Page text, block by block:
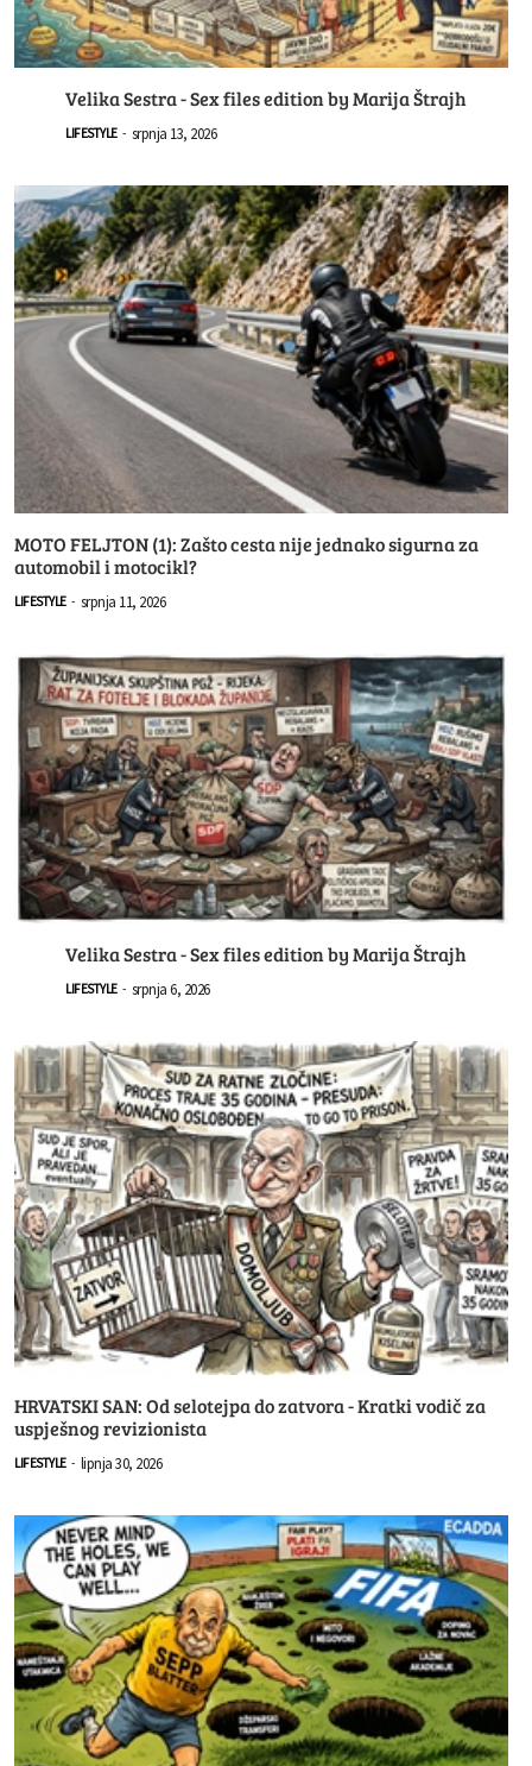
Velika Sestra - Sex files edition by Marija Štrajh
LIFESTYLE - srpnja 13, 2026
MOTO FELJTON (1): Zašto cesta nije jednako sigurna za
automobil i motocikl?
LIFESTYLE - srpnja 11, 2026
Velika Sestra - Sex files edition by Marija Štrajh
LIFESTYLE - srpnja 6, 2026
HRVATSKI SAN: Od selotejpa do zatvora - Kratki vodič za
uspješnog revizionista
LIFESTYLE - lipnja 30, 2026